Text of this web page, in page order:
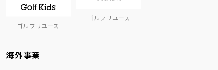
ゴルフリユース
ゴルフリユース
海外事業